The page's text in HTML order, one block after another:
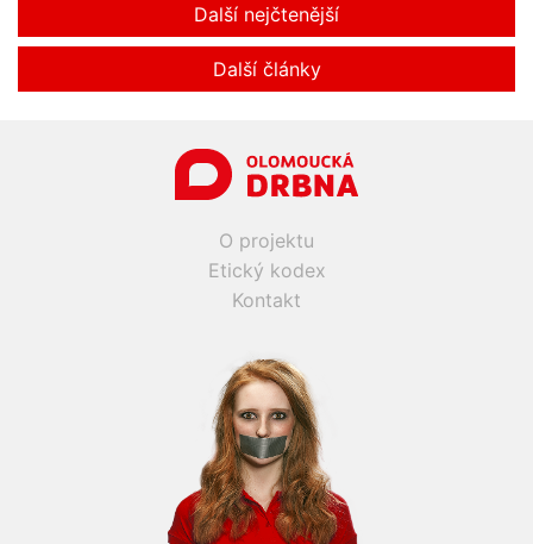
Další nejčtenější
Další články
O projektu
Etický kodex
Kontakt